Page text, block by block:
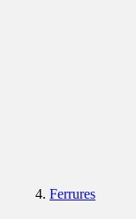
Ferrures